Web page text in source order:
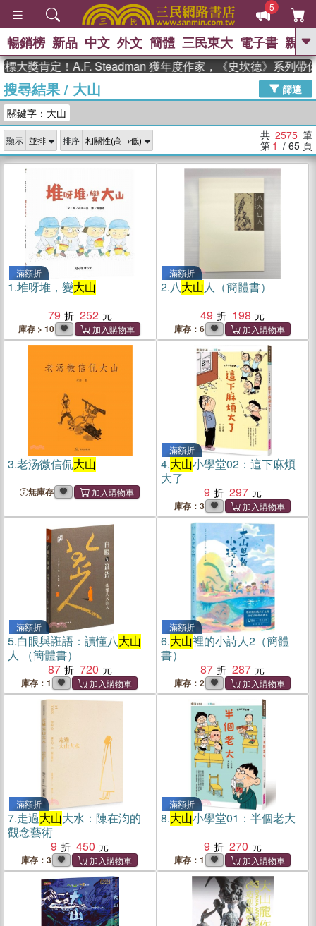
5
GO
高希均教授回憶錄
、 The Odyssey 、 父親節 、 如果歷
獎 臺灣漫遊錄 、 方念華 、 台灣的李
登輝時代
數學女孩：黎曼猜想 、
偉大的迷走神經
暢銷榜 新品 中文 外文 簡體 三民東大 電子書 親子
定！A.F. Steadman 獲年度作家，《史坎德》系列帶你踏上
搜尋結果/ 大山
篩選
關鍵字：大山
顯示 排序 共 2575 筆
第 1 / 65 頁
滿額折
1.堆呀堆，變大山
79
252
庫存 > 10
滿額折
2.八大山人（簡體書）
49
198
庫存：6
3.老汤微信侃大山
無庫存
滿額折
4.大山小學堂02：這下麻煩
大了
9
297
庫存：3
滿額折
5.白眼與誑語：讀懂八大山
人 （簡體書）
87
720
庫存：1
滿額折
6.大山裡的小詩人2（簡體
書）
87
287
庫存：2
滿額折
7.走過大山大水：陳在汮的
觀念藝術
9
450
庫存：3
滿額折
8.大山小學堂01：半個老大
9
270
庫存：1